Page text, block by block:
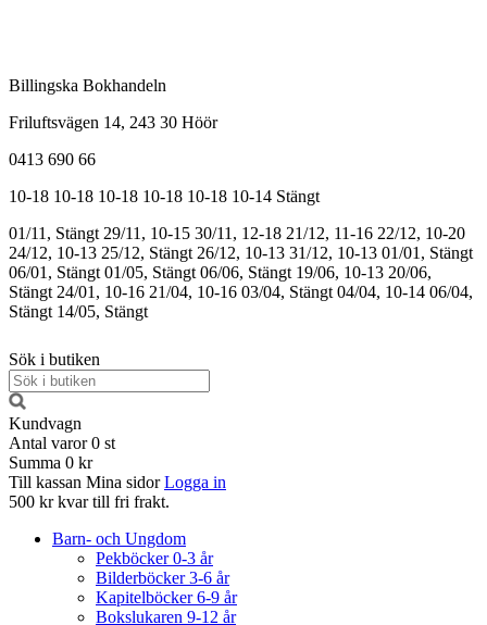
Billingska Bokhandeln
Friluftsvägen 14, 243 30 Höör
0413 690 66
10-18 10-18 10-18 10-18 10-18 10-14 Stängt
01/11, Stängt 29/11, 10-15 30/11, 12-18 21/12, 11-16 22/12, 10-20
24/12, 10-13 25/12, Stängt 26/12, 10-13 31/12, 10-13 01/01, Stängt
06/01, Stängt 01/05, Stängt 06/06, Stängt 19/06, 10-13 20/06,
Stängt 24/01, 10-16 21/04, 10-16 03/04, Stängt 04/04, 10-14 06/04,
Stängt 14/05, Stängt
Sök i butiken
Kundvagn
Antal varor 0 st
Summa 0 kr
Till kassan Mina sidor Logga in
500 kr kvar till fri frakt.
Barn- och Ungdom
Pekböcker 0-3 år
Bilderböcker 3-6 år
Kapitelböcker 6-9 år
Bokslukaren 9-12 år